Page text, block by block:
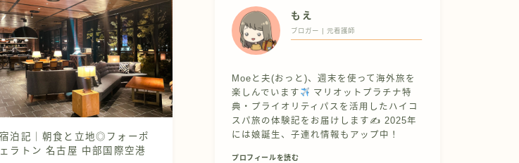
泊記｜朝食と立地◎フォーポ
ラトン 名古屋 中部国際空港
もえ
ブロガー | 元看護師
Moeと夫(おっと)、週末を使って海外旅を
楽しんでいます
マリオットプラチナ特
典・プライオリティパスを活用したハイコ
スパ旅の体験記をお届けします✍ 2025年
には娘誕生、子連れ情報もアップ中！
プロフィールを読む